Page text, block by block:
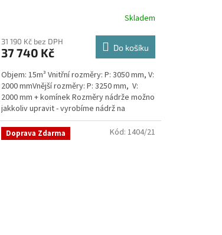
Skladem
31 190 Kč bez DPH
37 740 Kč Do košíku
Objem: 15m³ Vnitřní rozměry: P: 3050 mm, V:
2000 mmVnější rozměry: P: 3250 mm, V:
2000 mm + komínek Rozměry nádrže možno
jakkoliv upravit - vyrobíme nádrž na
míru!Nádrž...
Doprava Zdarma Kód: 1404/21